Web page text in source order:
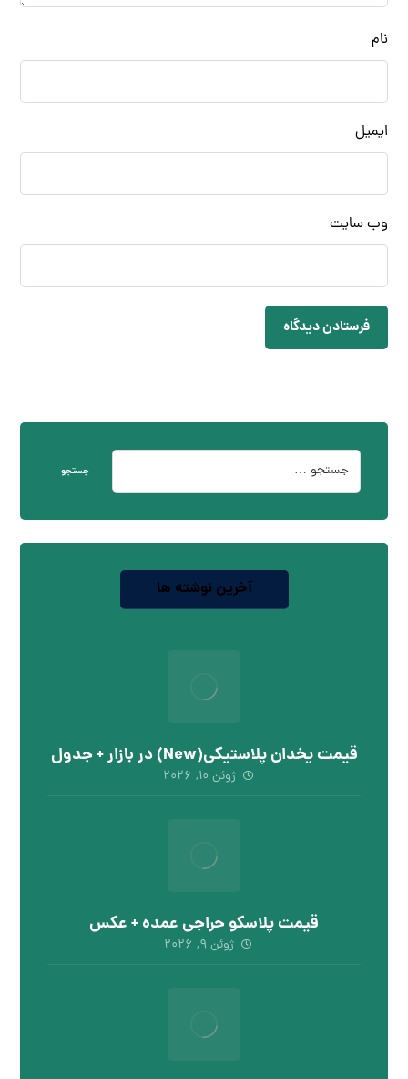
نام
ایمیل
وب‌ سایت
فرستادن دیدگاه
جستجو
آخرین نوشته ها
قیمت یخدان پلاستیکی(New) در بازار + جدول
ژوئن ۱۰, ۲۰۲۶
قیمت پلاسکو حراجی عمده + عکس
ژوئن ۹, ۲۰۲۶